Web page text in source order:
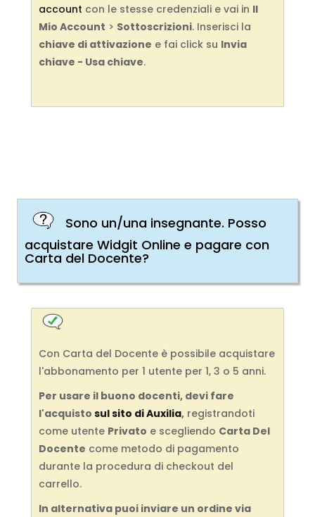
account con le stesse credenziali e vai in Il
Mio Account > Sottoscrizioni. Inserisci la
chiave di attivazione e fai click su Invia
chiave - Usa chiave.
Sono un/una insegnante. Posso
acquistare Widgit Online e pagare con
Carta del Docente?
Con Carta del Docente è possibile acquistare
l'abbonamento per 1 utente per 1, 3 o 5 anni.
Per usare il buono docenti, devi fare
l'acquisto sul sito di Auxilia, registrandoti
come utente Privato e scegliendo Carta Del
Docente come metodo di pagamento
durante la procedura di checkout del
carrello.
In alternativa puoi inviare un ordine via